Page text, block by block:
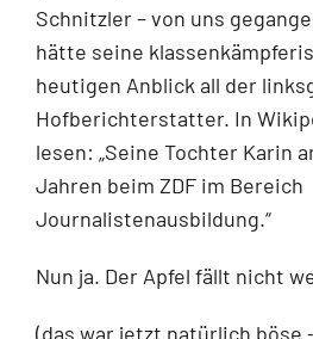
Schnitzler – von uns
hätte seine
heutigen Anblick all der
Hofberichterstatter. In
lesen: „Seine Tochter Karin
Jahren beim ZDF im Bereich
Journalistenausbildung.“
Nun ja. Der Apfel fällt nicht
(das war jetzt natürlich böse